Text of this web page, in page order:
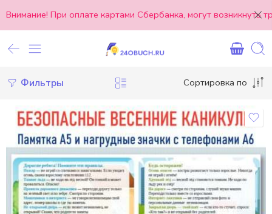
Внимание! При оплате картами Сбербанка, могут
Фильтры Сортировка по